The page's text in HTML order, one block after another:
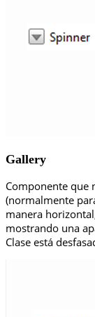
Gallery
Componente que
(normalmente
manera
mostrando una
Clase está